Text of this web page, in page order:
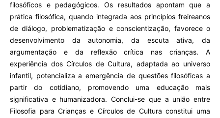
filosóficos e pedagógicos. Os resultados apontam que a
prática filosófica, quando integrada aos princípios freireanos
de diálogo, problematização e conscientização, favorece o
desenvolvimento da autonomia, da escuta ativa, da
argumentação e da reflexão crítica nas crianças. A
experiência dos Círculos de Cultura, adaptada ao universo
infantil, potencializa a emergência de questões filosóficas a
partir do cotidiano, promovendo uma educação mais
significativa e humanizadora. Conclui-se que a união entre
Filosofia para Crianças e Círculos de Cultura constitui uma